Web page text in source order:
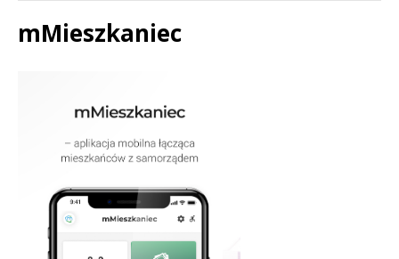
mMieszkaniec